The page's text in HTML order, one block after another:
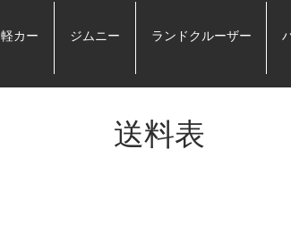
軽カー ジムニー ランドクルーザー
​送料表